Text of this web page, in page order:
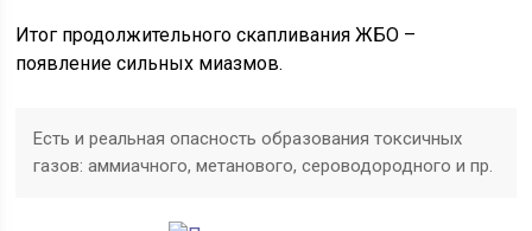
Итог продолжительного скапливания ЖБО –
появление сильных миазмов.
Есть и реальная опасность образования токсичных
газов: аммиачного, метанового, сероводородного и пр.